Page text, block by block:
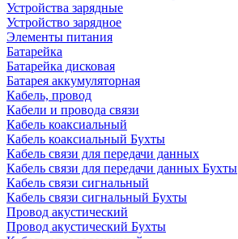
Устройства зарядные
Устройство зарядное
Элементы питания
Батарейка
Батарейка дисковая
Батарея аккумуляторная
Кабель, провод
Кабели и провода связи
Кабель коаксиальный
Кабель коаксиальный Бухты
Кабель связи для передачи данных
Кабель связи для передачи данных Бухты
Кабель связи сигнальный
Кабель связи сигнальный Бухты
Провод акустический
Провод акустический Бухты